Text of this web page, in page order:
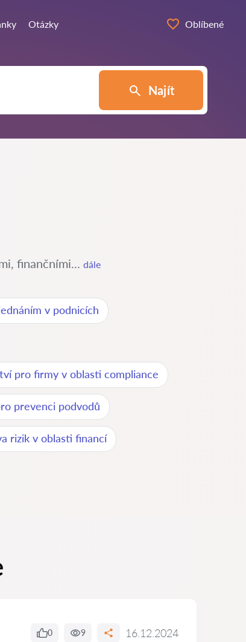
Otázky Oblíbené
Najít
finančními... dále
v podnicích
pro firmy v oblasti compliance
prevenci podvodů
rizik v oblasti financí
0 9 16.12.2024